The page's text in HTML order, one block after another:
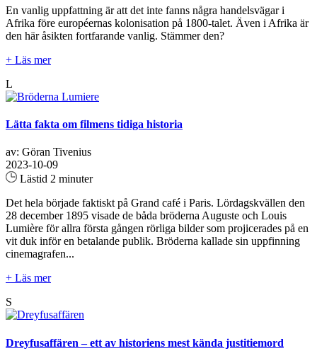
En vanlig uppfattning är att det inte fanns några handelsvägar i
Afrika före européernas kolonisation på 1800-talet. Även i Afrika är
den här åsikten fortfarande vanlig. Stämmer den?
+ Läs mer
L
Lätta fakta om filmens tidiga historia
av: Göran Tivenius
2023-10-09
Lästid 2 minuter
Det hela började faktiskt på Grand café i Paris. Lördagskvällen den
28 december 1895 visade de båda bröderna Auguste och Louis
Lumière för allra första gången rörliga bilder som projicerades på en
vit duk inför en betalande publik. Bröderna kallade sin uppfinning
cinemagrafen...
+ Läs mer
S
Dreyfusaffären – ett av historiens mest kända justitiemord